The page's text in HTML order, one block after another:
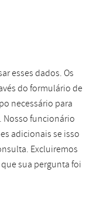
esses dados. Os
do formulário de
necessário para
Nosso funcionário
adicionais se isso
Excluiremos
sua pergunta foi